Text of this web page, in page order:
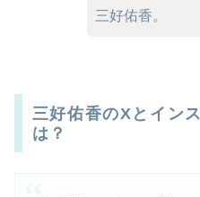
三好佑香。
三好佑香のXとイン
は？